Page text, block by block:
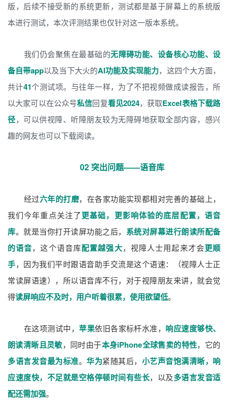
版，后续不接受新的系统更新，测试都是基于屏幕上的系统版
本进行测试，本次评测结果也仅针对这一版本系统。
我们仍会聚焦在最基础的无障碍功能、设备核心功能、设
备自带app以及当下大火的AI功能及实现能力，这四个大方面，
共计41个测试项。与往年一样，为了不把视频做成读报告，所
以大家可以在公众号私信回复看见2024，获取Excel表格下载路
径，可以供视障、听障朋友较为无障碍地获取全部内容，感兴
趣的网友也可以下载阅读。
02 突出问题——语音库
经过六年的打磨，在各家功能实现都相对完善的基础上，
我们今年重点关注了更基础，更影响体验的底层配置，语音
库。就是当你打开读屏功能之后， 系统对屏幕进行朗读所配备
的语音，这个语音库配置越强大，视障人士用起来才会更顺
手，因为我们平时跟语音助手交流是这个语速：（视障人士正
常读屏语速），所以语音库不行，对于视障朋友来讲，就会觉
得读屏响应不及时，用户听着很累，使用欲望低。
在这项测试中，苹果依旧各家标杆水准， 响应速度够快、
朗读清晰且灵敏，同时由于本身iPhone全球售卖的特性，它的
多语言发音最为标准。 华为紧随其后， 小艺声音饱满清晰，响
应速度快，不足就是空格停顿时间有些长，以及多语言发音适
配还需加强。